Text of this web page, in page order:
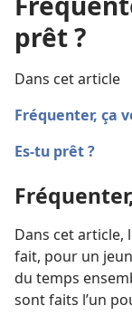
prêt ?
Dans cet article
Fréquenter, ça
Es-tu prêt ?
Dans cet article,
fait, pour un
du temps
sont faits l’un